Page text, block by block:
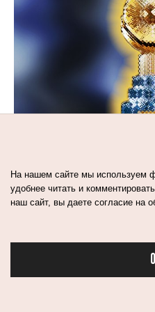
1мин
На нашем сайте мы используем
удобнее читать и
наш сайт, вы даете согласие на